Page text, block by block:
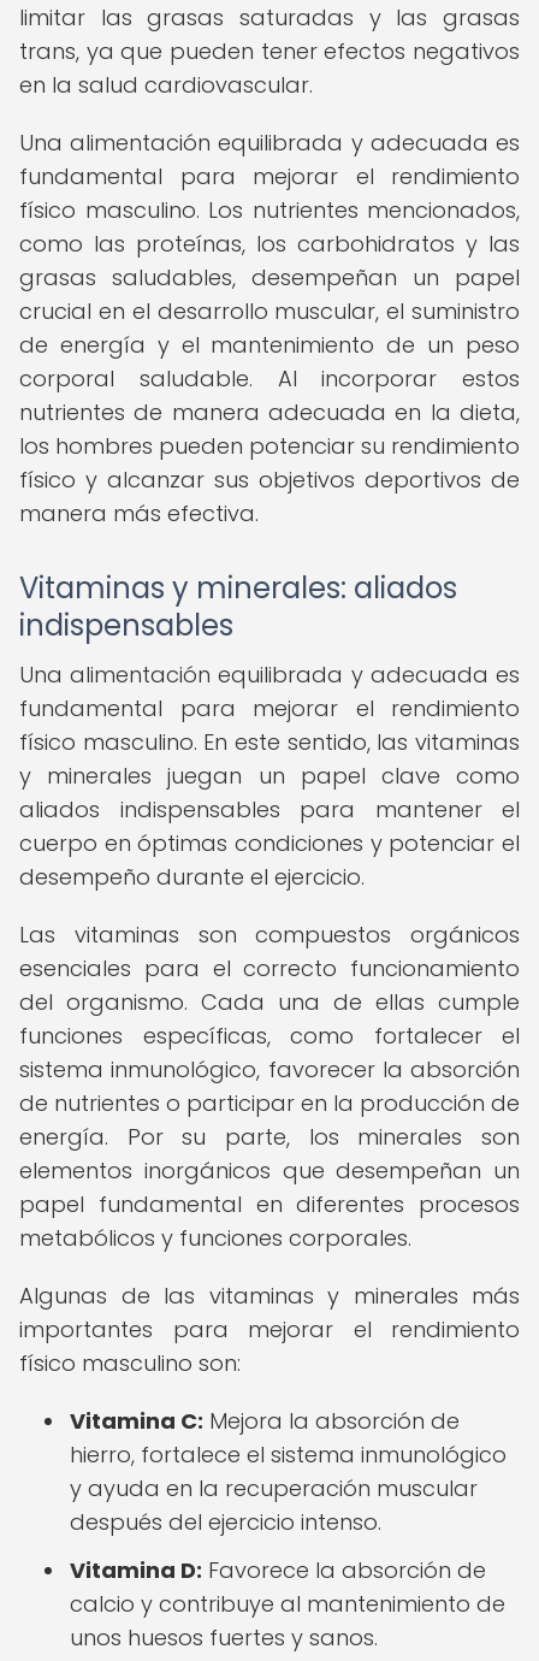
limitar las grasas saturadas y las grasas
trans, ya que pueden tener efectos negativos
en la salud cardiovascular.
Una alimentación equilibrada y adecuada es
fundamental para mejorar el rendimiento
físico masculino. Los nutrientes mencionados,
como las proteínas, los carbohidratos y las
grasas saludables, desempeñan un papel
crucial en el desarrollo muscular, el suministro
de energía y el mantenimiento de un peso
corporal saludable. Al incorporar estos
nutrientes de manera adecuada en la dieta,
los hombres pueden potenciar su rendimiento
físico y alcanzar sus objetivos deportivos de
manera más efectiva.
Vitaminas y minerales: aliados
indispensables
Una alimentación equilibrada y adecuada es
fundamental para mejorar el rendimiento
físico masculino. En este sentido, las vitaminas
y minerales juegan un papel clave como
aliados indispensables para mantener el
cuerpo en óptimas condiciones y potenciar el
desempeño durante el ejercicio.
Las vitaminas son compuestos orgánicos
esenciales para el correcto funcionamiento
del organismo. Cada una de ellas cumple
funciones específicas, como fortalecer el
sistema inmunológico, favorecer la absorción
de nutrientes o participar en la producción de
energía. Por su parte, los minerales son
elementos inorgánicos que desempeñan un
papel fundamental en diferentes procesos
metabólicos y funciones corporales.
Algunas de las vitaminas y minerales más
importantes para mejorar el rendimiento
físico masculino son:
Vitamina C: Mejora la absorción de
hierro, fortalece el sistema inmunológico
y ayuda en la recuperación muscular
después del ejercicio intenso.
Vitamina D: Favorece la absorción de
calcio y contribuye al mantenimiento de
unos huesos fuertes y sanos.